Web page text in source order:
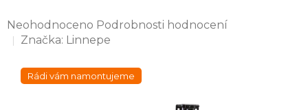
Průměrné
hodnocení
0,0
Neohodnoceno Podrobnosti hodnocení
Značka: Linnepe
Rádi vám namontujeme